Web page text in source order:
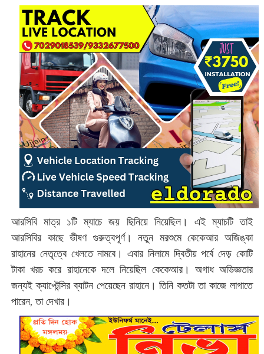
আরসিবি মাত্র ১টি ম্যাচে জয় ছিনিয়ে নিয়েছিল। এই ম্যাচটি তাই
আরসিবির কাছে ভীষণ গুরুত্বপূর্ণ। নতুন মরশুমে কেকেআর অজিঙ্কা
রাহানের নেতৃত্বে খেলতে নামবে। এবার নিলামে দ্বিতীয় পর্বে দেড় কোটি
টাকা খরচ করে রাহানেকে দলে নিয়েছিল কেকেআর। অগাধ অভিজ্ঞতার
জন্যই ক্যাপ্টেন্সির ব্যাটন পেয়েছেন রাহানে। তিনি কতটা তা কাজে লাগাতে
পারেন, তা দেখার।